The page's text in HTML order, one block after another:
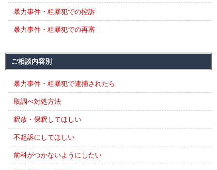
暴力事件・粗暴犯での控訴
暴力事件・粗暴犯での再審
ご相談内容別
暴力事件・粗暴犯で逮捕されたら
取調べ対処方法
釈放・保釈してほしい
不起訴にしてほしい
前科がつかないようにしたい